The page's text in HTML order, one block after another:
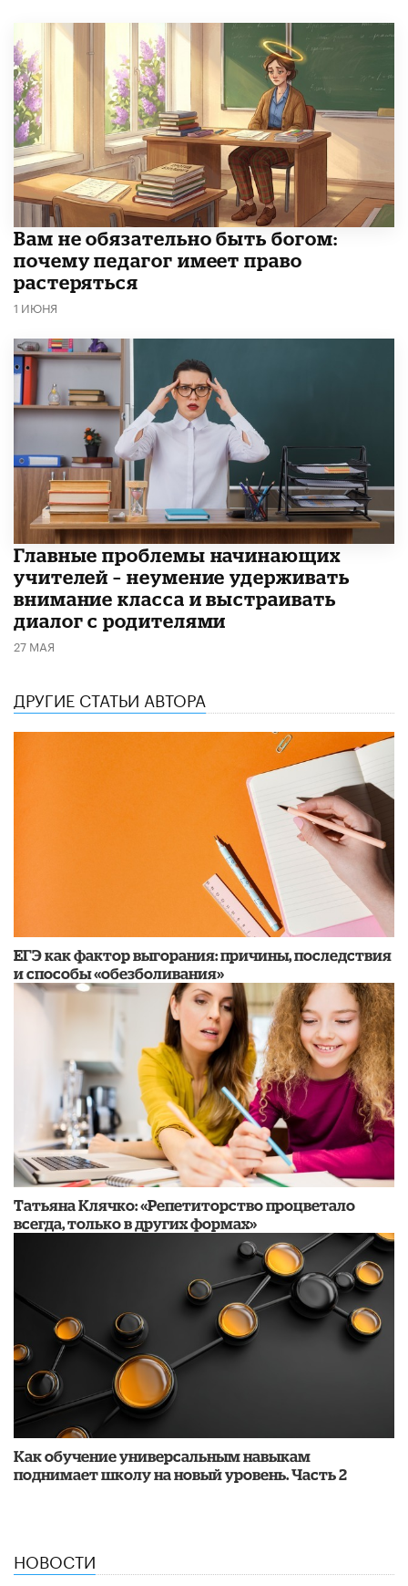
​Вам не обязательно быть богом:
почему педагог имеет право
растеряться
1 ИЮНЯ
Главные проблемы начинающих
учителей – неумение удерживать
внимание класса и выстраивать
диалог с родителями
27 МАЯ
ДРУГИЕ СТАТЬИ АВТОРА
​ЕГЭ как фактор выгорания: причины, последствия
и способы «обезболивания»
​Татьяна Клячко: «Репетиторство процветало
всегда, только в других формах»
​Как обучение универсальным навыкам
поднимает школу на новый уровень. Часть 2
НОВОСТИ